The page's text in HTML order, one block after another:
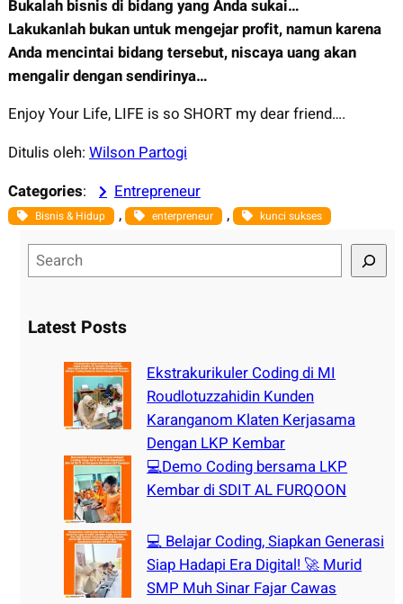
Bukalah bisnis di bidang yang Anda sukai…
Lakukanlah bukan untuk mengejar profit, namun karena
Anda mencintai bidang tersebut, niscaya uang akan
mengalir dengan sendirinya…
Enjoy Your Life, LIFE is so SHORT my dear friend….
Ditulis oleh: Wilson Partogi
Categories: Entrepreneur
Bisnis & Hidup , enterpreneur , kunci sukses
e
r
Latest Posts
Ekstrakurikuler Coding di MI
Roudlotuzzahidin Kunden
Karanganom Klaten Kerjasama
Dengan LKP Kembar
💻Demo Coding bersama LKP
Kembar di SDIT AL FURQOON
💻 Belajar Coding, Siapkan Generasi
Siap Hadapi Era Digital! 🚀 Murid
SMP Muh Sinar Fajar Cawas